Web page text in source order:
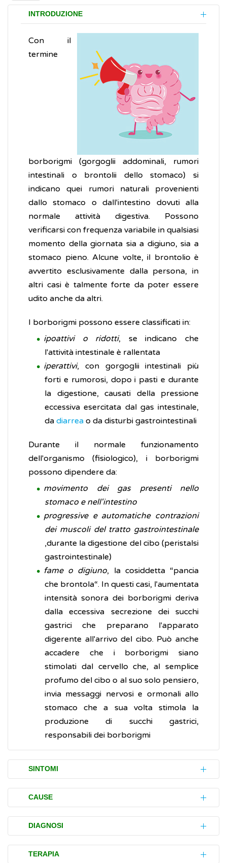
INTRODUZIONE
Con il
termine
borborigmi (gorgoglii addominali, rumori
intestinali o brontolii dello stomaco) si
indicano quei rumori naturali provenienti
dallo stomaco o dall'intestino dovuti alla
normale attività digestiva. Possono
verificarsi con frequenza variabile in qualsiasi
momento della giornata sia a digiuno, sia a
stomaco pieno. Alcune volte, il brontolio è
avvertito esclusivamente dalla persona, in
altri casi è talmente forte da poter essere
udito anche da altri.
I borborigmi possono essere classificati in:
ipoattivi o ridotti, se indicano che
l'attività intestinale è rallentata
iperattivi, con gorgoglii intestinali più
forti e rumorosi, dopo i pasti e durante
la digestione, causati della pressione
eccessiva esercitata dal gas intestinale,
da diarrea o da disturbi gastrointestinali
Durante il normale funzionamento
dell'organismo (fisiologico), i borborigmi
possono dipendere da:
movimento dei gas presenti nello
stomaco e nell'intestino
progressive e automatiche contrazioni
dei muscoli del tratto gastrointestinale
,durante la digestione del cibo (peristalsi
gastrointestinale)
fame o digiuno, la cosiddetta “pancia
che brontola“. In questi casi, l'aumentata
intensità sonora dei borborigmi deriva
dalla eccessiva secrezione dei succhi
gastrici che preparano l'apparato
digerente all'arrivo del cibo. Può anche
accadere che i borborigmi siano
stimolati dal cervello che, al semplice
profumo del cibo o al suo solo pensiero,
invia messaggi nervosi e ormonali allo
stomaco che a sua volta stimola la
produzione di succhi gastrici,
responsabili dei borborigmi
SINTOMI
Benché i borborigmi siano rumori del tutto
naturali, la loro presenza continua e
l'intensità del loro suono possono anche
essere associati ad alcunemalattie
infiammatorie
CAUSE
Generalmente, i borborigmi intestinali sono
un fenomeno del tutto naturale collegato al
movimento del cibo e alla presenza di aria
DIAGNOSI
In caso di gorgoglii addominali rumorosi,
TERAPIA